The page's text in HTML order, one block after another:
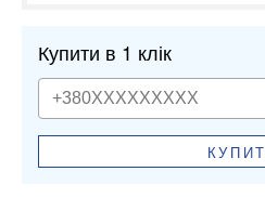
Купити в 1 клік